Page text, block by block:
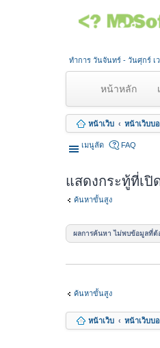
ทำการ วันจันทร์ - วันศุกร์ เ
หน้าหลัก(
u
r
n
t
หน้าเว็บ หน้าเว็บบ
เมนูลัด FAQ
แสดงกระทู้ที่เปิ
ค้นหาขั้นสูง
ผลการค้นหา ไม่พบข้อมูลที่ต้
ค้นหาขั้นสูง
หน้าเว็บ หน้าเว็บบ